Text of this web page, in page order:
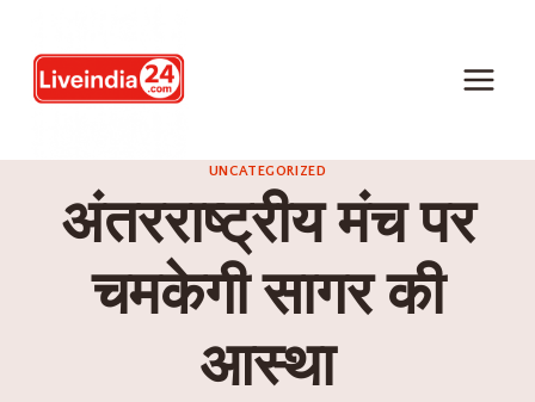
UNCATEGORIZED
अंतरराष्ट्रीय मंच पर
चमकेगी सागर की
आस्था